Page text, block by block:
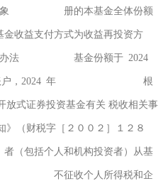
对象 册的本基金全体份额
方式为收益再投资方
支付办法 基金份额于 2024
基金账户，2024 年 根
放式证券投资基金有关 税收相关事
财税字［２００２］１２８
人和机构投资者）从基
不征收个人所得税和企